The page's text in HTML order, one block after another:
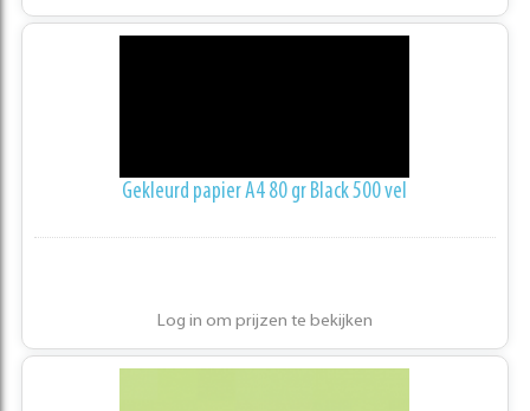
Gekleurd papier A4 80 gr Black 500 vel
Log in om prijzen te bekijken